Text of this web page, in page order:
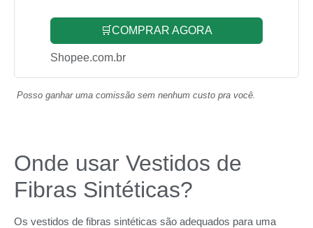
🛒COMPRAR AGORA
Shopee.com.br
Posso ganhar uma comissão sem nenhum custo pra você.
Onde usar Vestidos de
Fibras Sintéticas?
Os vestidos de fibras sintéticas são adequados para uma